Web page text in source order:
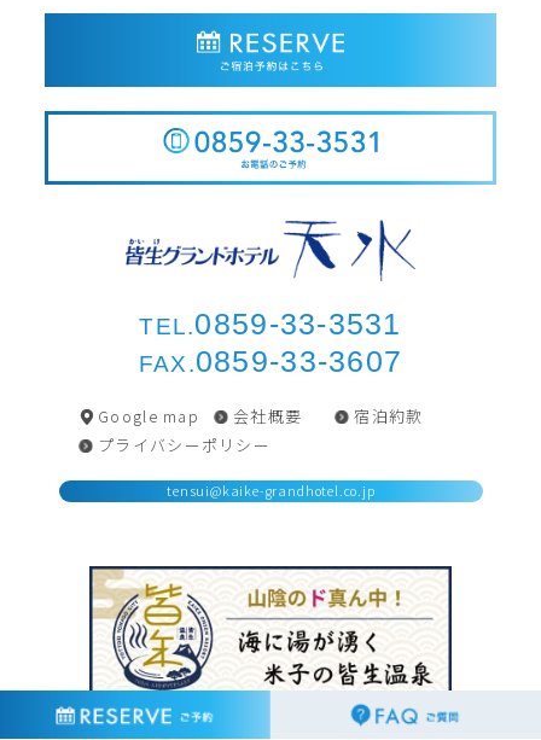
TEL.0859-33-3531
FAX.0859-33-3607
Google map 会社概要
宿泊約款
プライバシーポリシー
tensui@kaike-grandhotel.co.jp